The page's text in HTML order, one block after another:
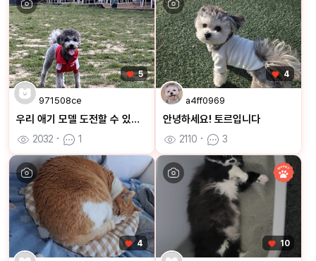
5
971508ce
우리 애기 모델 도전할 수 있을까요~?? 많관부!!
2032 ㆍ 1
4
a4ff0969
안녕하세요! 토르입니다
2110 ㆍ 3
4 10